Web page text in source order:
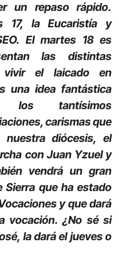
un repaso rápido.
17, la Eucaristía y
El martes 18 es
las distintas
vivir el laicado en
una idea fantástica
los tantísimos
carismas que
nuestra diócesis, el
con Juan Yzuel y
vendrá un gran
Sierra que ha estado
y que dará
vocación. ¿No sé si
la dará el jueves o